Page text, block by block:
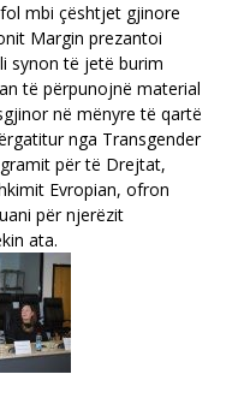
mbi çështjet gjinore
Margin prezantoi
synon të jetë burim
të përpunojnë material
në mënyre të qartë
nga Transgender
për të Drejtat,
Evropian, ofron
për njerëzit
ata.